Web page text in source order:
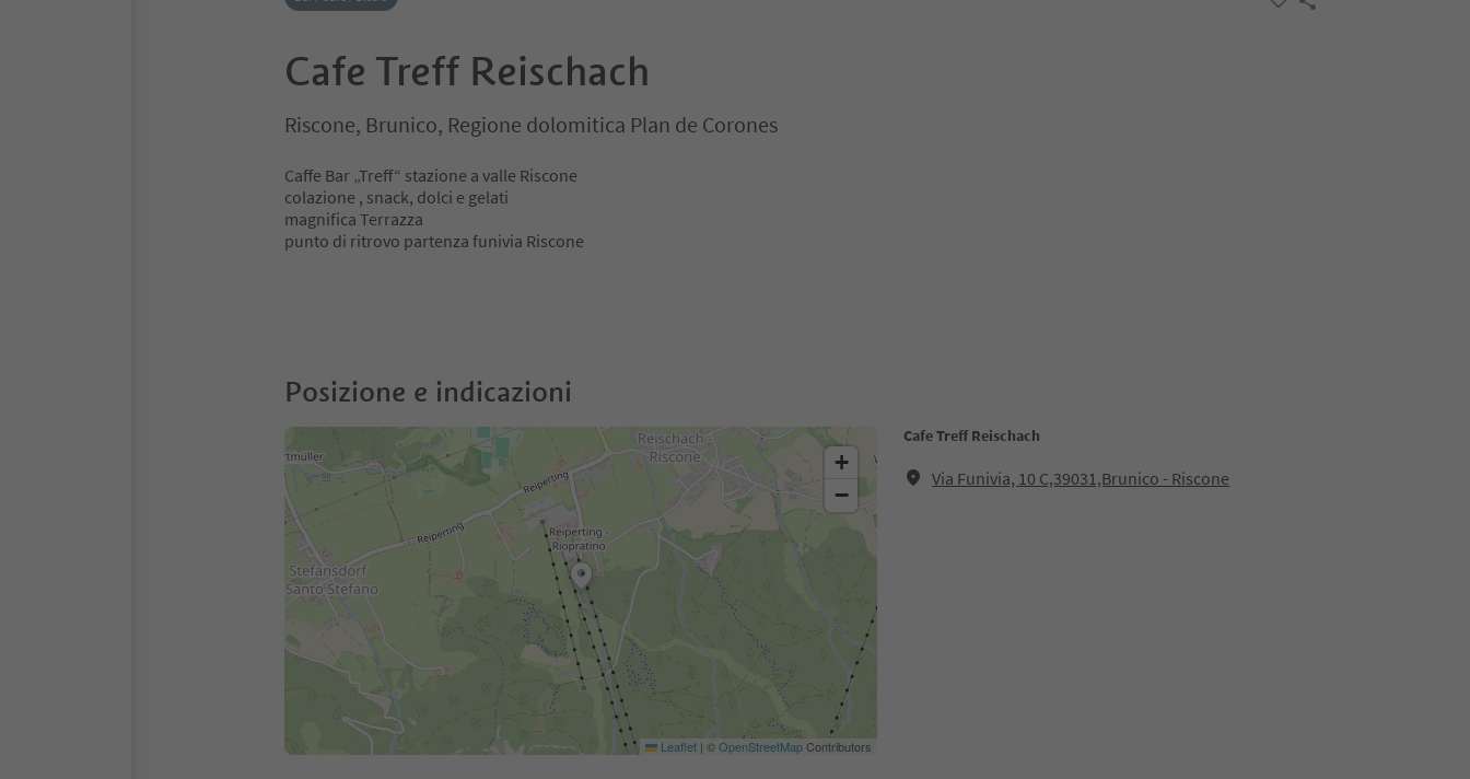
Cafe Treff Reischach
Riscone, Brunico, Regione dolomitica Plan de Corones
Caffe Bar „Treff“ stazione a valle Riscone
colazione , snack, dolci e gelati
magnifica Terrazza
punto di ritrovo partenza funivia Riscone
Posizione e indicazioni
Cafe Treff Reischach
Via Funivia, 10 C,39031,Brunico - Riscone
+
−
Leaflet | ©OpenStreetMapContributors